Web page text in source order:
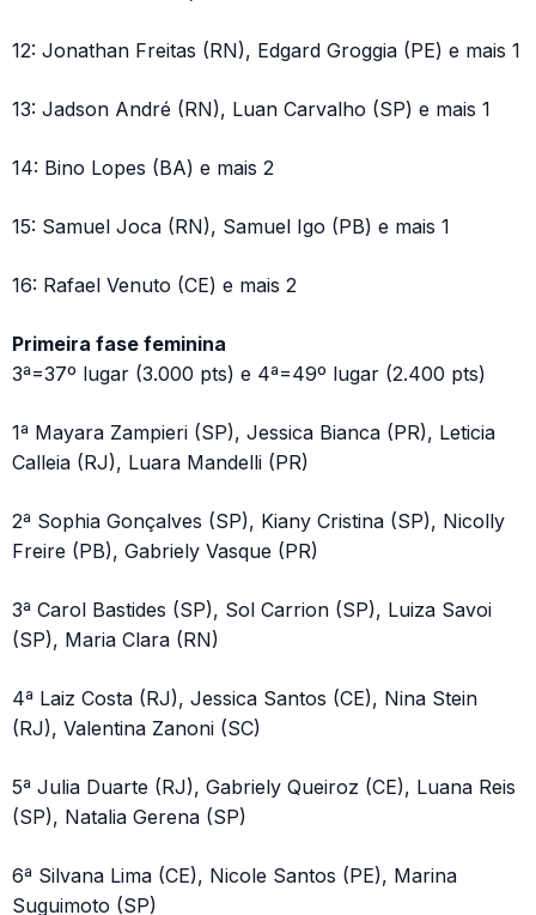
12: Jonathan Freitas (RN), Edgard Groggia (PE) e mais 1
13: Jadson André (RN), Luan Carvalho (SP) e mais 1
14: Bino Lopes (BA) e mais 2
15: Samuel Joca (RN), Samuel Igo (PB) e mais 1
16: Rafael Venuto (CE) e mais 2
Primeira fase feminina
3ª=37º lugar (3.000 pts) e 4ª=49º lugar (2.400 pts)
1ª Mayara Zampieri (SP), Jessica Bianca (PR), Leticia
Calleia (RJ), Luara Mandelli (PR)
2ª Sophia Gonçalves (SP), Kiany Cristina (SP), Nicolly
Freire (PB), Gabriely Vasque (PR)
3ª Carol Bastides (SP), Sol Carrion (SP), Luiza Savoi
(SP), Maria Clara (RN)
4ª Laiz Costa (RJ), Jessica Santos (CE), Nina Stein
(RJ), Valentina Zanoni (SC)
5ª Julia Duarte (RJ), Gabriely Queiroz (CE), Luana Reis
(SP), Natalia Gerena (SP)
6ª Silvana Lima (CE), Nicole Santos (PE), Marina
Suguimoto (SP)